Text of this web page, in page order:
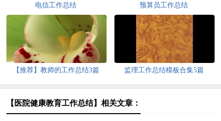
电信工作总结 预算员工作总结
【推荐】教师的工作总结3篇 监理工作总结模板合集5篇
【医院健康教育工作总结】相关文章：